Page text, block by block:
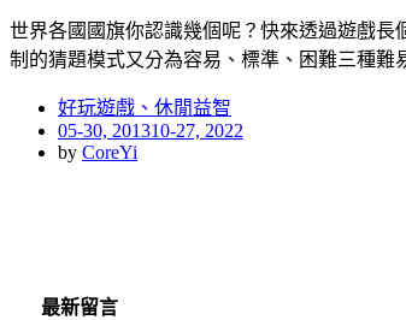
世界各國國旗你認識幾個呢？快來透過遊戲
制的猜題模式又分為容易、標準、困難三種
好玩遊戲、休閒益智
Posted
on
05-30, 201310-27, 2022
by CoreYi
最新留言